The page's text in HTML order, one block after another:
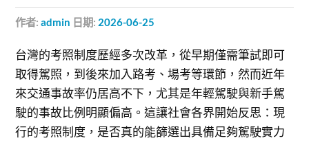
作者:admin 日期: 2026-06-25
台灣的考照制度歷經多次改革，從早期僅需筆試即可
取得駕照，到後來加入路考、場考等環節，然而近年
來交通事故率仍居高不下，尤其是年輕駕駛與新手駕
駛的事故比例明顯偏高。這讓社會各界開始反思：現
行的考照制度，是否真的能篩選出具備足夠駕駛實力